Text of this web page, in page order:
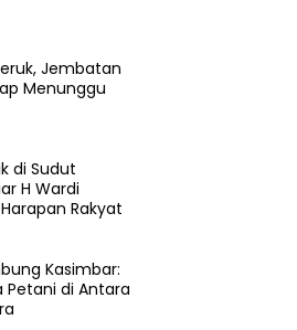
Jembatan
Menunggu
di Sudut
H Wardi
Rakyat
Kasimbar:
Petani di Antara